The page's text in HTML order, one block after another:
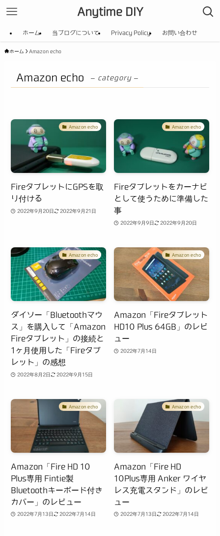
Anytime DIY
ホーム 当ブログについて Privacy Policy お問い合わせ
ホーム Amazon echo
Amazon echo – category –
Amazon echo
FireタブレットにGPSを取
り付ける
2022年9月20日 2022年9月21日
Amazon echo
Fireタブレットをカーナビ
として使うために準備した
事
2022年9月9日 2022年9月20日
Amazon echo
ダイソー「Bluetoothマウ
ス」を購入して「Amazon
Fireタブレット」の接続と
1ヶ月使用した「Fireタブ
レット」の感想
2022年8月2日 2022年9月15日
Amazon echo
Amazon「Fireタブレット
HD10 Plus 64GB」のレビ
ュー
2022年7月14日
Amazon echo
Amazon「Fire HD 10
Plus専用 Fintie製
Bluetoothキーボード付き
カバー」のレビュー
2022年7月13日 2022年7月14日
Amazon echo
Amazon「Fire HD
10Plus専用 Anker ワイヤ
レス充電スタンド」のレビ
ュー
2022年7月13日 2022年7月14日